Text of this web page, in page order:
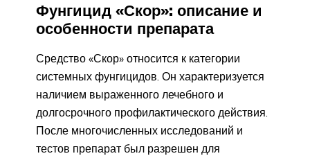
Фунгицид «Скор»: описание и
особенности препарата
Средство «Скор» относится к категории
системных фунгицидов. Он характеризуется
наличием выраженного лечебного и
долгосрочного профилактического действия.
После многочисленных исследований и
тестов препарат был разрешен для